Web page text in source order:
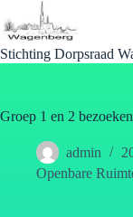
naar
de
inhoud
Stichting Dorpsraad
Groep 1 en 2
admin
Openbare